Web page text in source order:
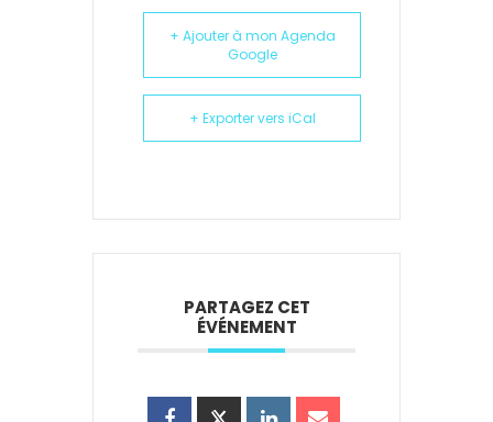
+ Ajouter à mon Agenda
Google
+ Exporter vers iCal
PARTAGEZ CET
ÉVÉNEMENT